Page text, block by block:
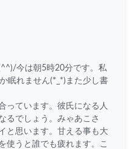
今は朝5時20分です。私
眠れません(*_*)また少し書
っています。彼氏になる人
るでしょう。みゃあこさ
と思います。甘える事も大
使うと誰でも疲れます。こ